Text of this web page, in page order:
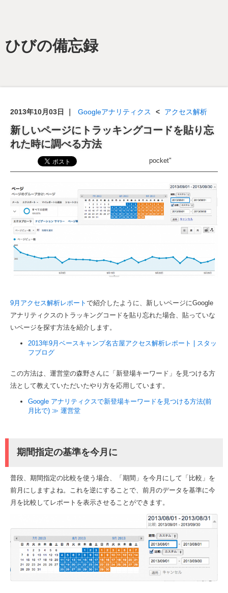
ひびの備忘録
2013年10月03日 Googleアナリティクス < アクセス解析
新しいページにトラッキングコードを貼り忘
れた時に調べる方法
pocket"
9月アクセス解析レポート で紹介したように、新しいページにGoogle
アナリティクスのトラッキングコードを貼り忘れた場合、貼っていな
いページを探す方法を紹介します。
2013年9月ベースキャンプ名古屋アクセス解析レポート | スタッ
フブログ
この方法は、運営堂の森野さんに「新登場キーワード」を見つける方
法として教えていただいたやり方を応用しています。
Google アナリティクスで新登場キーワードを見つける方法(前
月比で) ≫ 運営堂
期間指定の基準を今月に
普段、期間指定の比較を使う場合、「期間」を今月にして「比較」を
前月にしますよね。これを逆にすることで、前月のデータを基準に今
月を比較してレポートを表示させることができます。